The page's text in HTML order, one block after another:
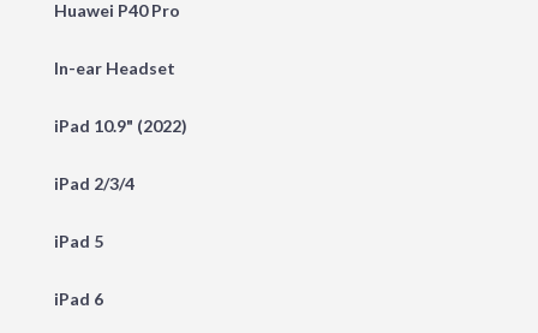
Huawei P40 Pro
In-ear Headset
iPad 10.9" (2022)
iPad 2/3/4
iPad 5
iPad 6